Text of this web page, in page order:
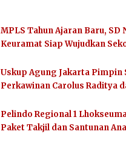
MPLS Tahun Ajaran Baru,
Keuramat Siap Wujudkan
Uskup Agung Jakarta Pimpin
Perkawinan Carolus Raditya
Pelindo Regional 1
Paket Takjil dan Santunan